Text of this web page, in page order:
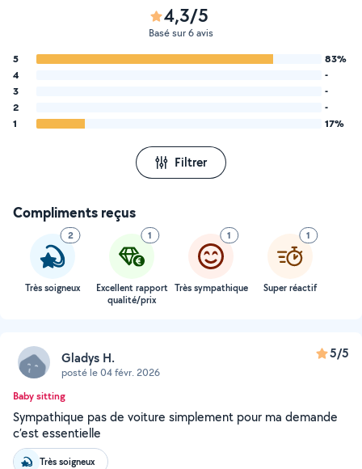
4,3/5
Basé sur 6 avis
5
83%
4
-
3
-
2
-
1
17%
Filtrer
Compliments reçus
2
Très soigneux
1
Excellent rapport
qualité/prix
1
Très sympathique
1
Super réactif
Gladys H.
posté le 04 févr. 2026
5/5
Baby sitting
Sympathique pas de voiture simplement pour ma demande
c’est essentielle
Très soigneux